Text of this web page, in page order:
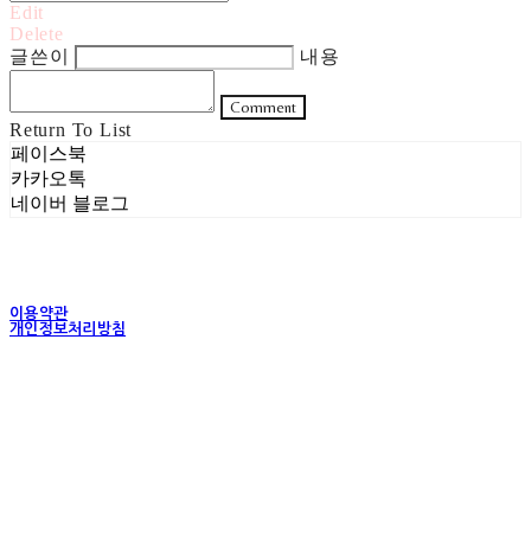
Edit
Delete
글쓴이
내용
Comment
Return To List
페이스북
카카오톡
네이버 블로그
이용약관
개인정보처리방침